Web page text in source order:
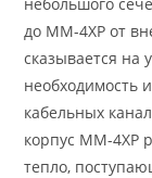
до МM-4ХP от
сказывается на
необходимость
кабельных
корпус МM-4ХP
тепло,